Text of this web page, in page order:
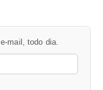
mail, todo dia.